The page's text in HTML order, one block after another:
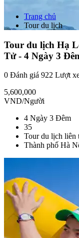
Trang chủ
Tour du lịch
Tour du lịch Hạ
Tử - 4 Ngày 3
0 Đánh giá 922 Lượt
5,600,000
VND/Người
4 Ngày 3 Đêm
35
Tour du lịch liên
Thành phố Hà